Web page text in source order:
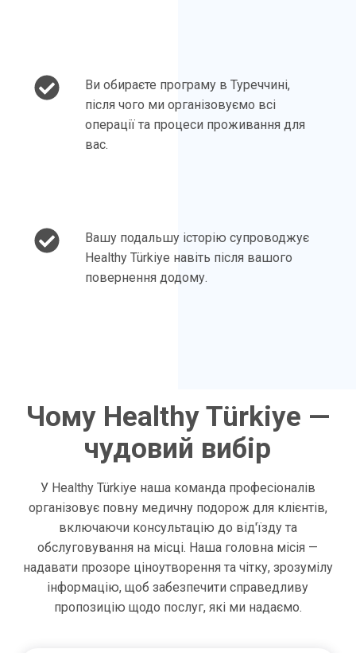
Ви обираєте програму в Туреччині,
після чого ми організовуємо всі
операції та процеси проживання для
вас.
Вашу подальшу історію супроводжує
Healthy Türkiye навіть після вашого
повернення додому.
Чому Healthy Türkiye —
чудовий вибір
У Healthy Türkiye наша команда професіоналів
організовує повну медичну подорож для клієнтів,
включаючи консультацію до від'їзду та
обслуговування на місці. Наша головна місія —
надавати прозоре ціноутворення та чітку, зрозумілу
інформацію, щоб забезпечити справедливу
пропозицію щодо послуг, які ми надаємо.